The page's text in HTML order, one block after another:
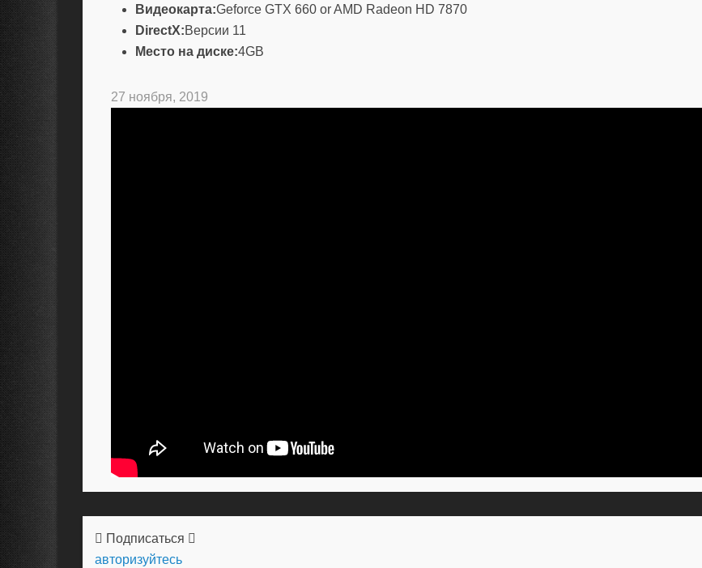
Видеокарта:Geforce GTX 660 or AMD Radeon HD 7870
DirectX:Версии 11
Место на диске:4GB
27 ноября, 2019
Подписаться
авторизуйтесь